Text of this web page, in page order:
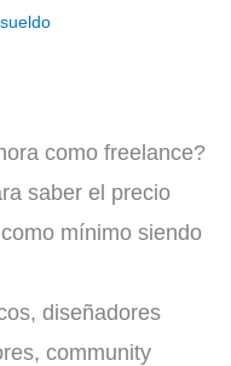
sueldo
como freelance?
saber el precio
mínimo siendo
diseñadores
community